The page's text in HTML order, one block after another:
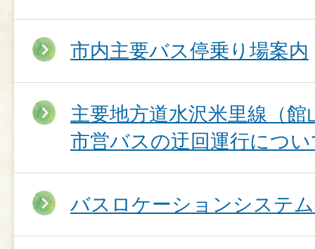
市内主要バス停乗り場案内
主要地方道水沢米里線（
市営バスの迂回運行につ
バスロケーションシステ